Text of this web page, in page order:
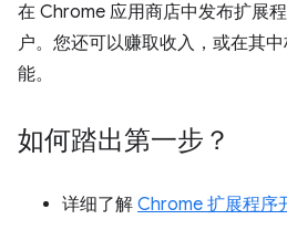
在 Chrome 应用商店中发布扩展
户。您还可以赚取收入，或在其
能。
如何踏出第一步？
详细了解 Chrome 扩展程序